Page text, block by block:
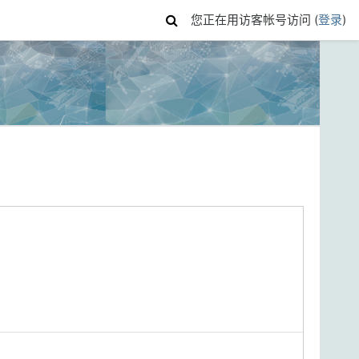
您正在用访客帐号访问 (登录)